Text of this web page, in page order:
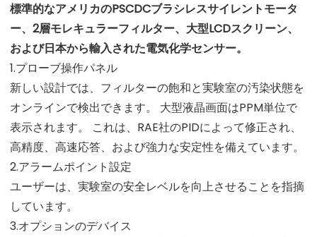
標準的なアメリカのPSCDCブラシレスサイレントモータ
ー、2層モレキュラーフィルター、大型LCDスクリーン、
および日本から輸入された電気化学センサー。
1.プローブ操作パネル
新しい設計では、フィルターの飽和と実験室の汚染状態を
オンラインで検出できます。 大型液晶画面はPPM単位で
表示されます。 これは、RAE社のPIDによって修正され、
高精度、高速応答、および強力な安定性を備えています。
2.アラームポイント設定
ユーザーは、実験室の安全レベルを向上させることを指摘
しています。
3.オプションのデバイス